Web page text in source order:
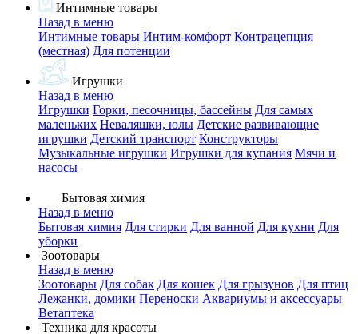
Интимные товары
Назад в меню
Интимные товары Интим-комфорт Контрацепция
(местная) Для потенции
Игрушки
Назад в меню
Игрушки Горки, песочницы, бассейны Для самых
маленьких Неваляшки, юлы Детские развивающие
игрушки Детский транспорт Конструкторы
Музыкальные игрушки Игрушки для купания Мячи и
насосы
Бытовая химия
Назад в меню
Бытовая химия Для стирки Для ванной Для кухни Для
уборки
Зоотовары
Назад в меню
Зоотовары Для собак Для кошек Для грызунов Для птиц
Лежанки, домики Переноски Аквариумы и аксессуары
Ветаптека
Техника для красоты